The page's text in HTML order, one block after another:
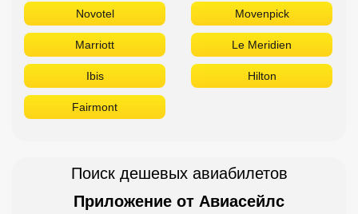
Novotel Movenpick
Marriott Le Meridien
Ibis Hilton
Fairmont
Поиск дешевых авиабилетов
Приложение от Авиасейлс